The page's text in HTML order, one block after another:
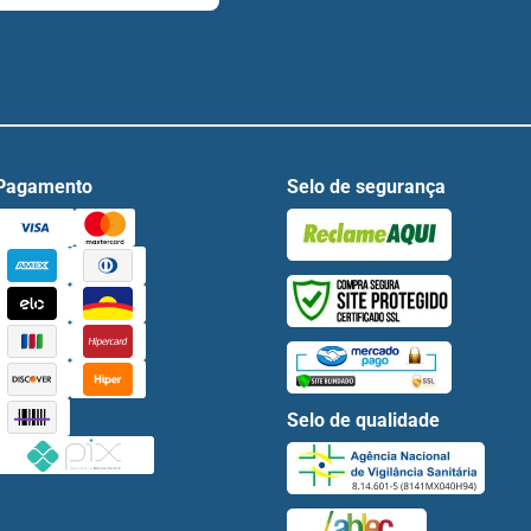
Selo de segurança
Selo de qualidade